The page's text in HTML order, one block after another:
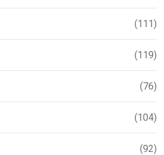
(111)
(119)
(76)
(104)
(92)